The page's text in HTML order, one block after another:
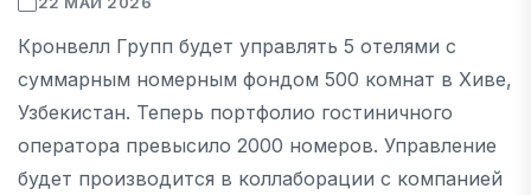
Кронвелл Групп будет управлять 5 отелями с
суммарным номерным фондом 500 комнат в Хиве,
Узбекистан. Теперь портфолио гостиничного
оператора превысило 2000 номеров. Управление
будет производится в коллаборации с компанией